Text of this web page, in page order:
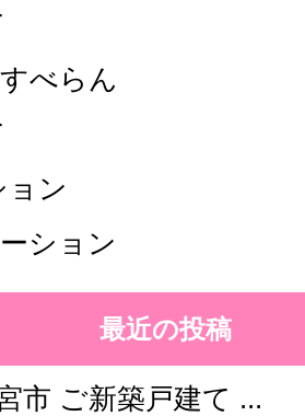
べらん
ョン
ション
最近の投稿
市 ご新築戸建て ...